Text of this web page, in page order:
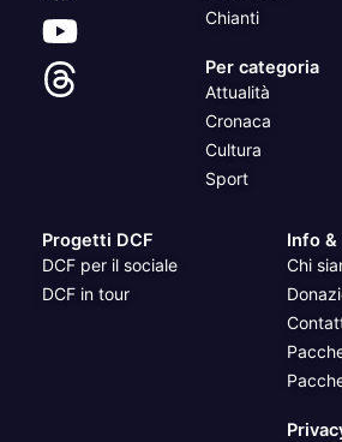
Chianti
Per categoria
Attualità
Cronaca
Cultura
Sport
Progetti DCF
DCF per il sociale
DCF in tour
Info
Chi